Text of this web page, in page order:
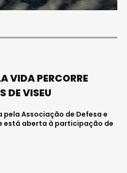
VIDA PERCORRE
DE VISEU
Associação de Defesa e
está aberta à participação de